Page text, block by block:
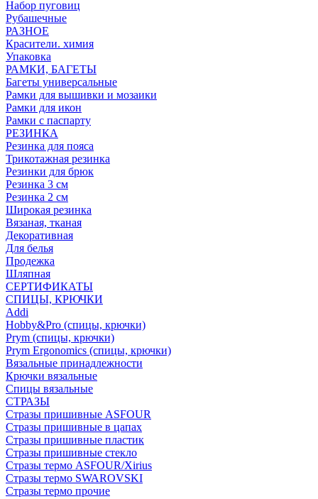
Набор пуговиц
Рубашечные
РАЗНОЕ
Красители. химия
Упаковка
РАМКИ, БАГЕТЫ
Багеты универсальные
Рамки для вышивки и мозаики
Рамки для икон
Рамки с паспарту
РЕЗИНКА
Резинка для пояса
Трикотажная резинка
Резинки для брюк
Резинка 3 см
Резинка 2 см
Широкая резинка
Вязаная, тканая
Декоративная
Для белья
Продежка
Шляпная
СЕРТИФИКАТЫ
СПИЦЫ, КРЮЧКИ
Addi
Hobby&Pro (спицы, крючки)
Prym (спицы, крючки)
Prym Ergonomics (спицы, крючки)
Вязальные принадлежности
Крючки вязальные
Спицы вязальные
СТРАЗЫ
Стразы пришивные ASFOUR
Стразы пришивные в цапах
Стразы пришивные пластик
Стразы пришивные стекло
Стразы термо ASFOUR/Xirius
Стразы термо SWAROVSKI
Стразы термо прочие